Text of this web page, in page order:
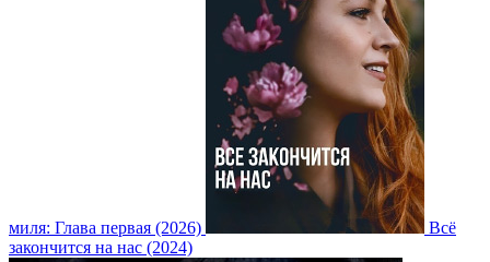
миля: Глава первая (2026)
Всё
закончится на нас (2024)